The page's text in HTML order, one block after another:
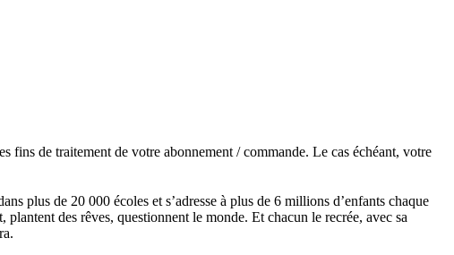
fins de traitement de votre abonnement / commande. Le cas échéant, votre
plus de 20 000 écoles et s’adresse à plus de 6 millions d’enfants chaque
des rêves, questionnent le monde. Et chacun le recrée, avec sa